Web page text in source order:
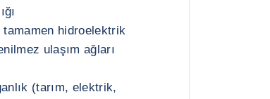
hidroelektrik
ulaşım ağları
(tarım, elektrik,